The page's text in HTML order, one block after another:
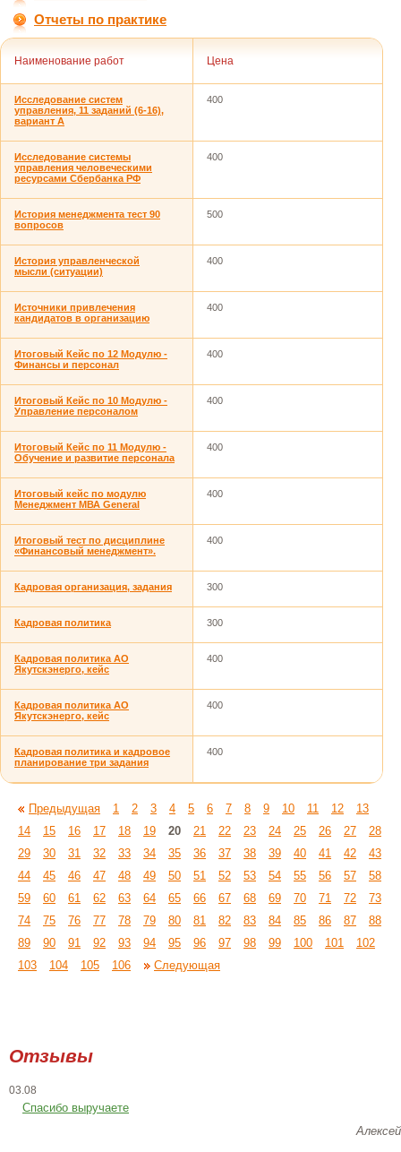
Отчеты по практике
Наименование работ Цена
Исследование систем
управления, 11 заданий (6-16),
вариант А
400
Исследование системы
управления человеческими
ресурсами Сбербанка РФ
400
История менеджмента тест 90
вопросов
500
История управленческой
мысли (ситуации)
400
Источники привлечения
кандидатов в организацию
400
Итоговый Кейс по 12 Модулю -
Финансы и персонал
400
Итоговый Кейс по 10 Модулю -
Управление персоналом
400
Итоговый Кейс по 11 Модулю -
Обучение и развитие персонала
400
Итоговый кейс по модулю
Менеджмент МВА General
400
Итоговый тест по дисциплине
«Финансовый менеджмент».
400
Кадровая организация, задания 300
Кадровая политика 300
Кадровая политика АО
Якутскэнерго, кейс
400
Кадровая политика АО
Якутскэнерго, кейс
400
Кадровая политика и кадровое
планирование три задания
400
Предыдущая 1 2 3 4 5 6 7 8 9 10 11 12
13
14
15 16 17 18 19 20 21 22 23 24 25 26 27
28
29
30 31 32 33 34 35 36 37 38 39 40 41 42
43
44
45 46 47 48 49 50 51 52 53 54 55 56 57
58
59
60 61 62 63 64 65 66 67 68 69 70 71 72
73
74
75 76 77 78 79 80 81 82 83 84 85 86 87
88
89
90 91 92 93 94 95 96 97 98 99 100 101
102
103
104 105 106 Следующая
Отзывы
03.08
Спасибо выручаете
Алексей